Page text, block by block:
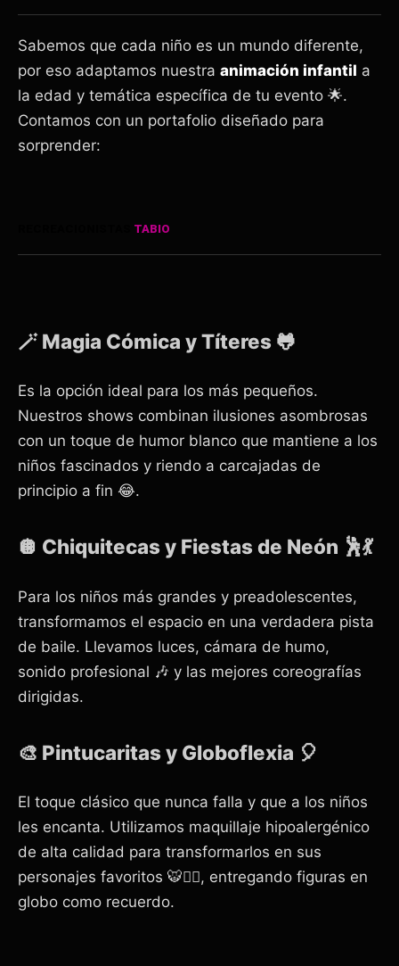
Sabemos que cada niño es un mundo diferente,
por eso adaptamos nuestra animación infantil a
la edad y temática específica de tu evento 🌟.
Contamos con un portafolio diseñado para
sorprender:
TABIO
🪄 Magia Cómica y Títeres 🐸
Es la opción ideal para los más pequeños.
Nuestros shows combinan ilusiones asombrosas
con un toque de humor blanco que mantiene a los
niños fascinados y riendo a carcajadas de
principio a fin 😂.
🪩 Chiquitecas y Fiestas de Neón 🕺💃
Para los niños más grandes y preadolescentes,
transformamos el espacio en una verdadera pista
de baile. Llevamos luces, cámara de humo,
sonido profesional 🎶 y las mejores coreografías
dirigidas.
🎨 Pintucaritas y Globoflexia 🎈
El toque clásico que nunca falla y que a los niños
les encanta. Utilizamos maquillaje hipoalergénico
de alta calidad para transformarlos en sus
personajes favoritos 🐯🦸‍♀️, entregando figuras en
globo como recuerdo.